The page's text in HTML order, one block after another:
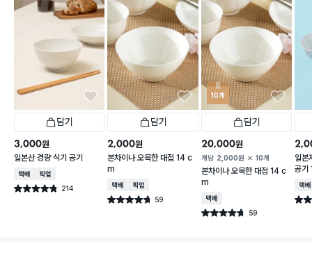
담기
3,000원
일본산 경량 식기 공기
택배배송매장픽업
별점 4.8점 214
건 작성
담기
2,000원
본차이나 오목한 대접 14 c
m
택배배송매장픽업
별점 4.7점 59
건 작성
10개
담기
20,000원
개당 2,000원 10개
본차이나 오목한 대접 14 c
m
택배배송
별점 4.7점 59
건 작성
일본
공기
택배
별점